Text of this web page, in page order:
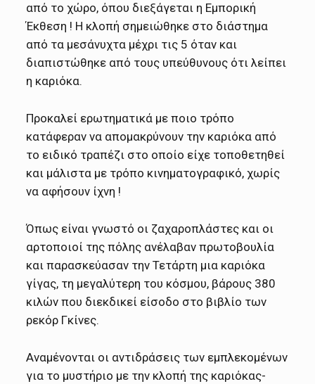
από το χώρο, όπου διεξάγεται η Εμπορική
Έκθεση ! Η κλοπή σημειώθηκε στο διάστημα
από τα μεσάνυχτα μέχρι τις 5 όταν και
διαπιστώθηκε από τους υπεύθυνους ότι λείπει
η καριόκα.
Προκαλεί ερωτηματικά με ποιο τρόπο
κατάφεραν να απομακρύνουν την καριόκα από
το ειδικό τραπέζι στο οποίο είχε τοποθετηθεί
και μάλιστα με τρόπο κινηματογραφικό, χωρίς
να αφήσουν ίχνη !
Όπως είναι γνωστό οι ζαχαροπλάστες και οι
αρτοποιοί της πόλης ανέλαβαν πρωτοβουλία
και παρασκεύασαν την Τετάρτη μια καριόκα
γίγας, τη μεγαλύτερη του κόσμου, βάρους 380
κιλών που διεκδικεί είσοδο στο βιβλίο των
ρεκόρ Γκίνες.
Αναμένονται οι αντιδράσεις των εμπλεκομένων
για το μυστήριο με την κλοπή της καριόκας-